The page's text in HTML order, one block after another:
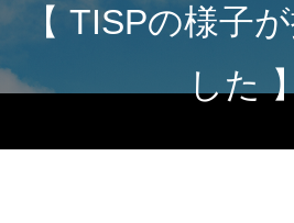
【 TISPの様子
した